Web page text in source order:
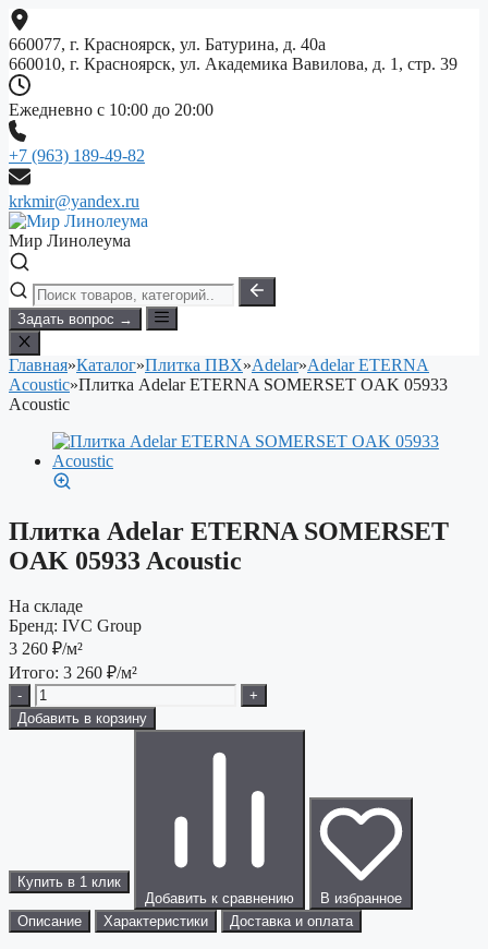
Перейти
к
содержимому
660077, г. Красноярск, ул. Батурина, д. 40а
660010, г. Красноярск, ул. Академика Вавилова, д. 1, стр. 39
Ежедневно с 10:00 до 20:00
+7 (963) 189-49-82
krkmir@yandex.ru
Мир Линолеума
Задать вопрос →
Главная»Каталог»Плитка ПВХ»Adelar»Adelar ETERNA
Acoustic»Плитка Adelar ETERNA SOMERSET OAK 05933
Acoustic
Плитка Adelar ETERNA SOMERSET
OAK 05933 Acoustic
На складе
Бренд: IVC Group
3 260 ₽/м²
Итого: 3 260 ₽/м²
-
+
Добавить в корзину
Купить в 1 клик
Добавить к сравнению
В избранное
Описание
Характеристики Доставка и оплата